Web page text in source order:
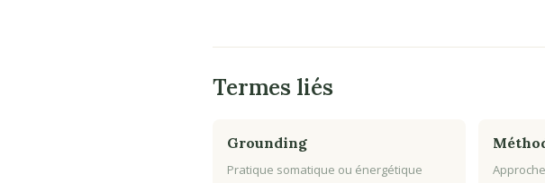
Termes liés
Grounding
Pratique somatique ou énergétique